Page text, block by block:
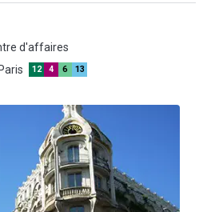
d'affaires
Paris
12 4 6 13